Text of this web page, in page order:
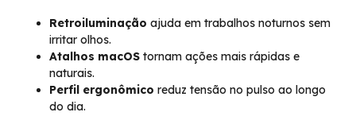
Retroiluminação ajuda em trabalhos noturnos sem
irritar olhos.
Atalhos macOS tornam ações mais rápidas e
naturais.
Perfil ergonômico reduz tensão no pulso ao longo
do dia.